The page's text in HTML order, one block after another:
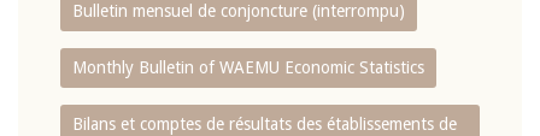
Bulletin mensuel de conjoncture (interrompu)
Monthly Bulletin of WAEMU Economic Statistics
Bilans et comptes de résultats des établissements de